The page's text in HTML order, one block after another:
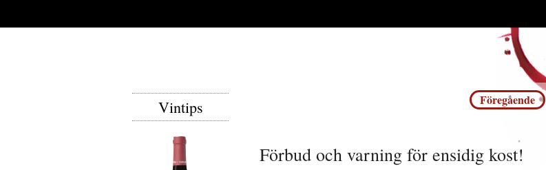
Inläggsnavigering
Föregående
Förbud och varning för ensidig kost!
Vintips